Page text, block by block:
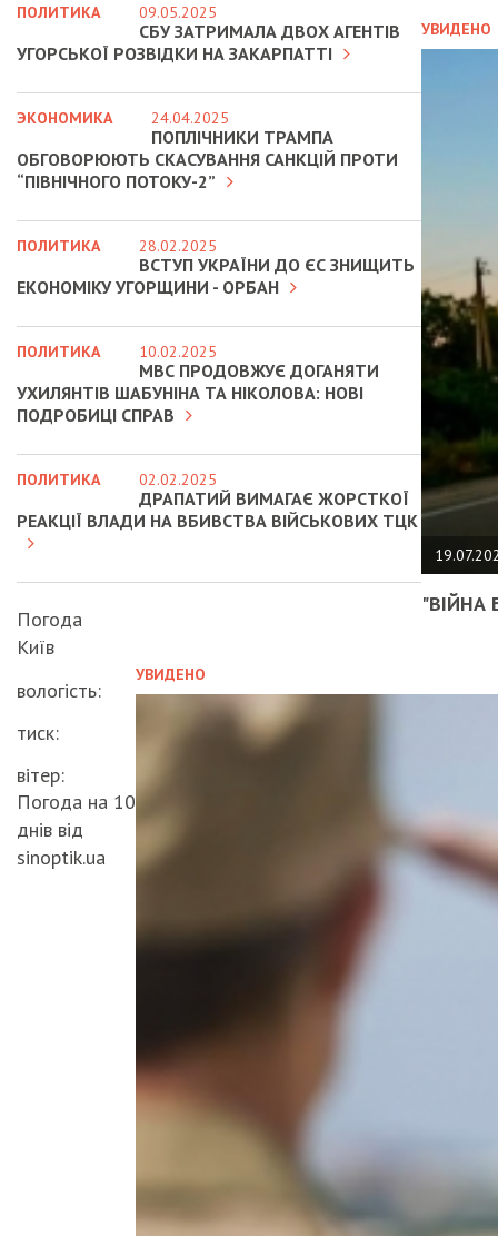
УВИДЕНО
"ВІЙНА
УВИДЕНО
ПОЛИТИКА 09.05.2025
СБУ ЗАТРИМАЛА ДВОХ АГЕНТІВ
УГОРСЬКОЇ РОЗВІДКИ НА ЗАКАРПАТТІ
ЭКОНОМИКА 24.04.2025
ПОПЛІЧНИКИ ТРАМПА
ОБГОВОРЮЮТЬ СКАСУВАННЯ САНКЦІЙ ПРОТИ
“ПІВНІЧНОГО ПОТОКУ-2”
ПОЛИТИКА 28.02.2025
ВСТУП УКРАЇНИ ДО ЄС ЗНИЩИТЬ
ЕКОНОМІКУ УГОРЩИНИ - ОРБАН
ПОЛИТИКА 10.02.2025
МВС ПРОДОВЖУЄ ДОГАНЯТИ
УХИЛЯНТІВ ШАБУНІНА ТА НІКОЛОВА: НОВІ
ПОДРОБИЦІ СПРАВ
ПОЛИТИКА 02.02.2025
ДРАПАТИЙ ВИМАГАЄ ЖОРСТКОЇ
РЕАКЦІЇ ВЛАДИ НА ВБИВСТВА ВІЙСЬКОВИХ ТЦК
Погода
Київ
вологість:
тиск:
вітер:
Погода на 10
днів від
sinoptik.ua